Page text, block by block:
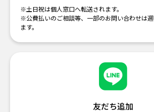
※土日祝は個人窓口へ転送されます。
※公費払いのご相談等、一部のお問い合わせは
ます。
友だち追加